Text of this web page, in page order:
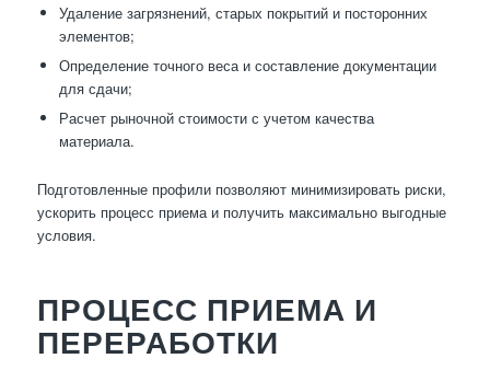
Удаление загрязнений, старых покрытий и посторонних
элементов;
Определение точного веса и составление документации
для сдачи;
Расчет рыночной стоимости с учетом качества
материала.
Подготовленные профили позволяют минимизировать риски,
ускорить процесс приема и получить максимально выгодные
условия.
ПРОЦЕСС ПРИЕМА И
ПЕРЕРАБОТКИ